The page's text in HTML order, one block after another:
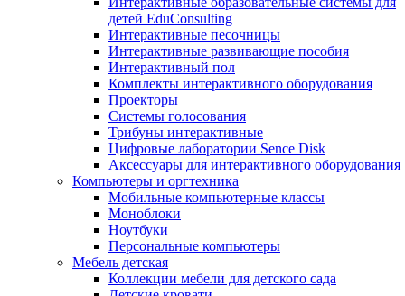
детей EduConsulting
Интерактивные песочницы
Интерактивные развивающие пособия
Интерактивный пол
Комплекты интерактивного оборудования
Проекторы
Системы голосования
Трибуны интерактивные
Цифровые лаборатории Sence Disk
Аксессуары для интерактивного оборудования
Компьютеры и оргтехника
Мобильные компьютерные классы
Моноблоки
Ноутбуки
Персональные компьютеры
Мебель детская
Коллекции мебели для детского сада